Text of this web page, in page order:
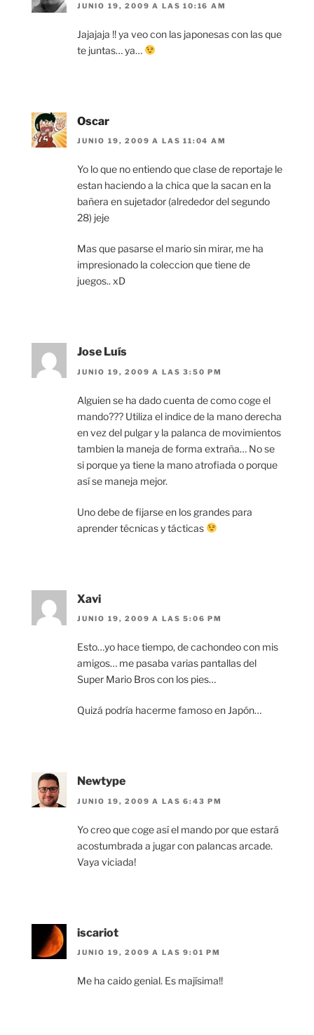
JUNIO 19, 2009 A LAS 10:16 AM
Jajajaja !! ya veo con las japonesas con las que
te juntas… ya…
Oscar
JUNIO 19, 2009 A LAS 11:04 AM
Yo lo que no entiendo que clase de reportaje le
estan haciendo a la chica que la sacan en la
bañera en sujetador (alrededor del segundo
28) jeje
Mas que pasarse el mario sin mirar, me ha
impresionado la coleccion que tiene de
juegos.. xD
Jose Luís
JUNIO 19, 2009 A LAS 3:50 PM
Alguien se ha dado cuenta de como coge el
mando??? Utiliza el indice de la mano derecha
en vez del pulgar y la palanca de movimientos
tambien la maneja de forma extraña… No se
si porque ya tiene la mano atrofiada o porque
así se maneja mejor.
Uno debe de fijarse en los grandes para
aprender técnicas y tácticas
Xavi
JUNIO 19, 2009 A LAS 5:06 PM
Esto…yo hace tiempo, de cachondeo con mis
amigos… me pasaba varias pantallas del
Super Mario Bros con los pies…
Quizá podría hacerme famoso en Japón…
Newtype
JUNIO 19, 2009 A LAS 6:43 PM
Yo creo que coge así el mando por que estará
acostumbrada a jugar con palancas arcade.
Vaya viciada!
iscariot
JUNIO 19, 2009 A LAS 9:01 PM
Me ha caido genial. Es majísima!!